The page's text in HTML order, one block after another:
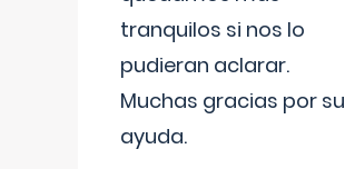
tranquilos si nos lo
pudieran aclarar.
Muchas gracias por su
ayuda.